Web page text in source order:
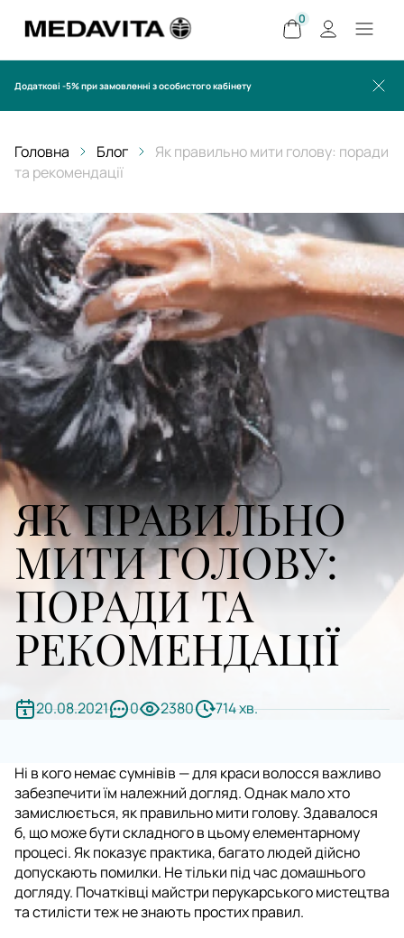
0
Додаткові -5% при замовленні з особистого кабінету
ЯК ПРАВИЛЬНО
МИТИ ГОЛОВУ:
ПОРАДИ ТА
РЕКОМЕНДАЦІЇ
20.08.2021 0 2380 714 хв.
Головна Блог
Як правильно мити голову: поради
та рекомендації
Ні в кого немає сумнівів — для краси волосся важливо
забезпечити їм належний догляд. Однак мало хто
замислюється, як правильно мити голову. Здавалося
б, що може бути складного в цьому елементарному
процесі. Як показує практика, багато людей дійсно
допускають помилки. Не тільки під час домашнього
догляду. Початківці майстри перукарського мистецтва
та стилісти теж не знають простих правил.